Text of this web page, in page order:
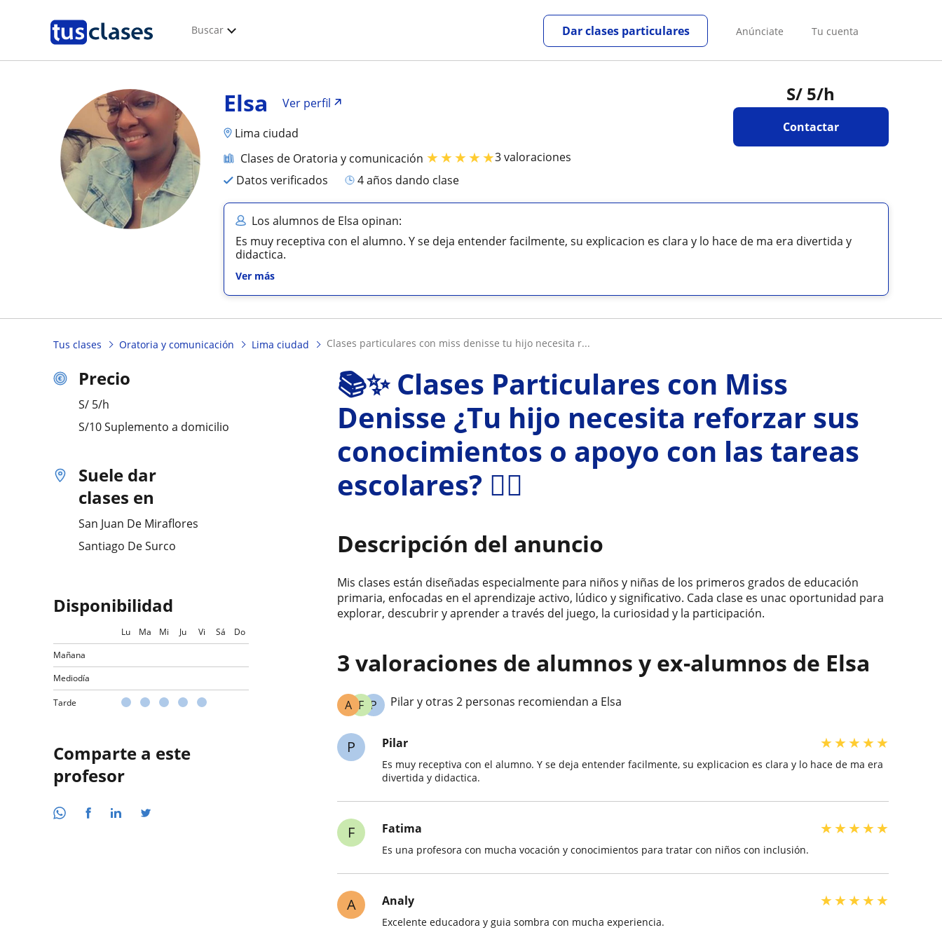
Buscar Anúnciate Tu cuenta
Dar clases particulares
S/ 5/h
Contactar
Elsa
Ver perfil
Lima ciudad
Clases de Oratoria y comunicación ★★★★★3 valoraciones
Datos verificados
4 años dando clase
Los alumnos de Elsa opinan:
Es muy receptiva con el alumno. Y se deja entender facilmente, su explicacion es clara y lo hace de ma era divertida y
didactica.
Ver más
Tus clases Oratoria y comunicación Lima ciudad clases particulares con miss denisse tu hijo necesita r...
Precio
S/ 5/h
S/10 Suplemento a domicilio
Suele dar
clases en
San Juan De Miraflores
Santiago De Surco
Disponibilidad
Lu Ma Mi Ju Vi Sá
Do
Mañana
Mediodía
Tarde
Comparte a este
profesor
📚✨ Clases Particulares con Miss
Denisse ¿Tu hijo necesita reforzar sus
conocimientos o apoyo con las tareas
escolares? 🙋‍♀️
Descripción del anuncio
Mis clases están diseñadas especialmente para niños y niñas de los primeros grados de educación
primaria, enfocadas en el aprendizaje activo, lúdico y significativo. Cada clase es unac oportunidad para
explorar, descubrir y aprender a través del juego, la curiosidad y la participación.
3 valoraciones de alumnos y ex-alumnos de Elsa
P
F
A Pilar y otras 2 personas recomiendan a Elsa
P Pilar ★★★★★
Es muy receptiva con el alumno. Y se deja entender facilmente, su explicacion es clara y lo hace de ma era
divertida y didactica.
F Fatima ★★★★★
Es una profesora con mucha vocación y conocimientos para tratar con niños con inclusión.
A Analy ★★★★★
Excelente educadora y guia sombra con mucha experiencia.